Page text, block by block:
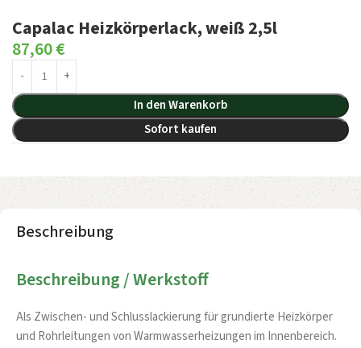
Capalac Heizkörperlack, weiß 2,5l
87,60€
In den Warenkorb
Sofort kaufen
Beschreibung
Beschreibung / Werkstoff
Als Zwischen- und Schlusslackierung für grundierte Heizkörper
und Rohrleitungen von Warmwasserheizungen im Innenbereich.